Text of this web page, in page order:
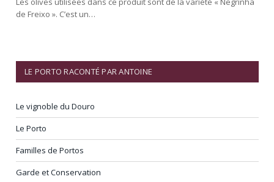
de Freixo ». C’est un…
LE PORTO RACONTÉ PAR ANTOINE
Le vignoble du Douro
Le Porto
Familles de Portos
Garde et Conservation